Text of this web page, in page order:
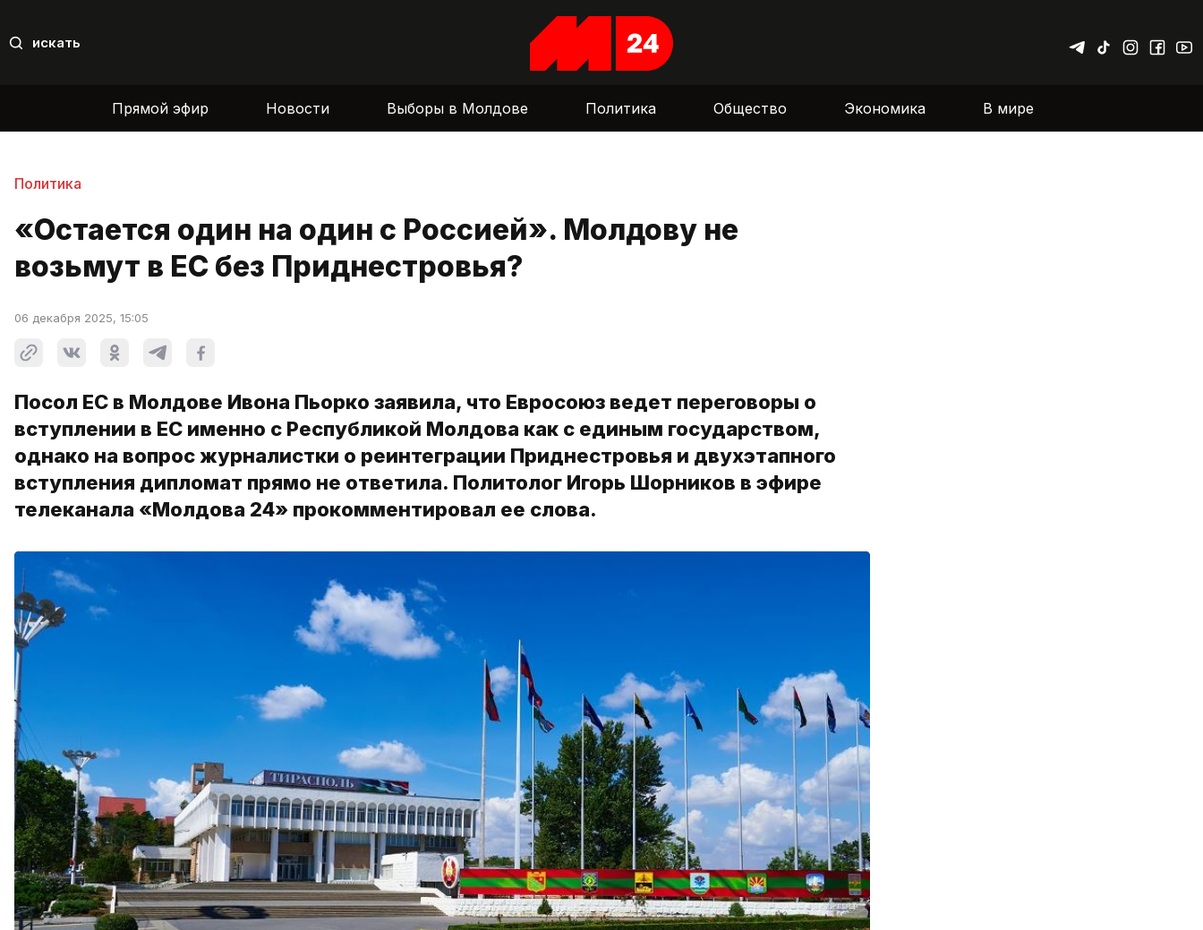
искать
Прямой эфир Новости Выборы в Молдове Политика Общество Экономика В мире
Политика
«Остается один на один с Россией». Молдову не
возьмут в ЕС без Приднестровья?
06 декабря 2025, 15:05
Посол ЕС в Молдове Ивона Пьорко заявила, что Евросоюз ведет переговоры о
вступлении в ЕС именно с Республикой Молдова как с единым государством,
однако на вопрос журналистки о реинтеграции Приднестровья и двухэтапного
вступления дипломат прямо не ответила. Политолог Игорь Шорников в эфире
телеканала «Молдова 24» прокомментировал ее слова.